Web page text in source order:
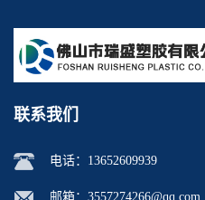
联系我们
电话： 13652609939
邮箱： 3557274266@qq.com